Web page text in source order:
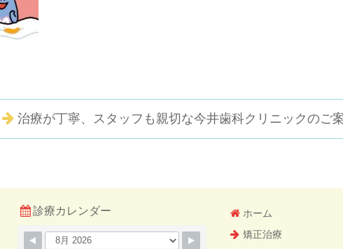
治療が丁寧、スタッフも親切な今井歯科クリニックのご
診療カレンダー
ホーム
矯正治療